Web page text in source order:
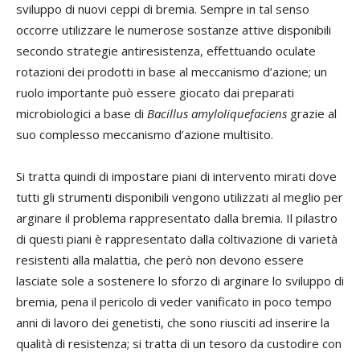
sviluppo di nuovi ceppi di bremia. Sempre in tal senso
occorre utilizzare le numerose sostanze attive disponibili
secondo strategie antiresistenza, effettuando oculate
rotazioni dei prodotti in base al meccanismo d’azione; un
ruolo importante può essere giocato dai preparati
microbiologici a base di Bacillus amyloliquefaciens grazie al
suo complesso meccanismo d’azione multisito.
Si tratta quindi di impostare piani di intervento mirati dove
tutti gli strumenti disponibili vengono utilizzati al meglio per
arginare il problema rappresentato dalla bremia. Il pilastro
di questi piani è rappresentato dalla coltivazione di varietà
resistenti alla malattia, che però non devono essere
lasciate sole a sostenere lo sforzo di arginare lo sviluppo di
bremia, pena il pericolo di veder vanificato in poco tempo
anni di lavoro dei genetisti, che sono riusciti ad inserire la
qualità di resistenza; si tratta di un tesoro da custodire con